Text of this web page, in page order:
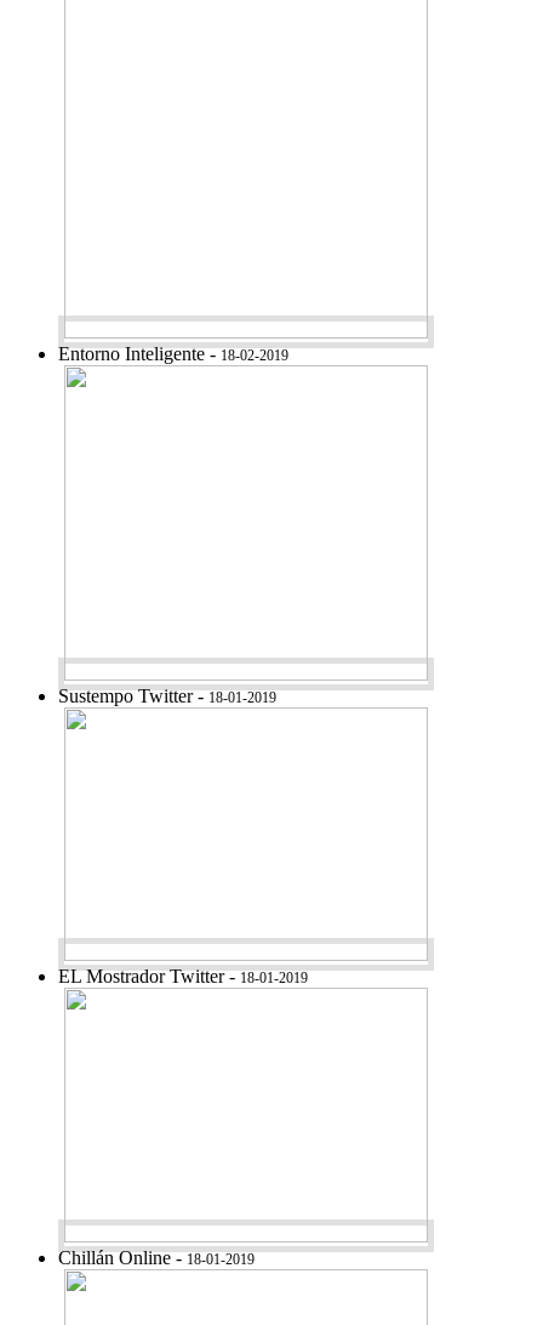
Entorno Inteligente -18-02-2019
Sustempo Twitter -18-01-2019
EL Mostrador Twitter -18-01-2019
Chillán Online -18-01-2019